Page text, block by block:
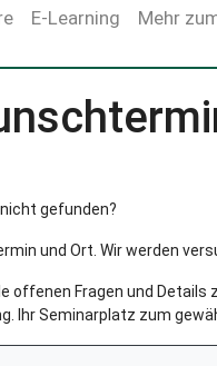
E-Learning Mehr
gefunden?
und Ort. Wir werden
offenen Fragen und Details
Ihr Seminarplatz zum